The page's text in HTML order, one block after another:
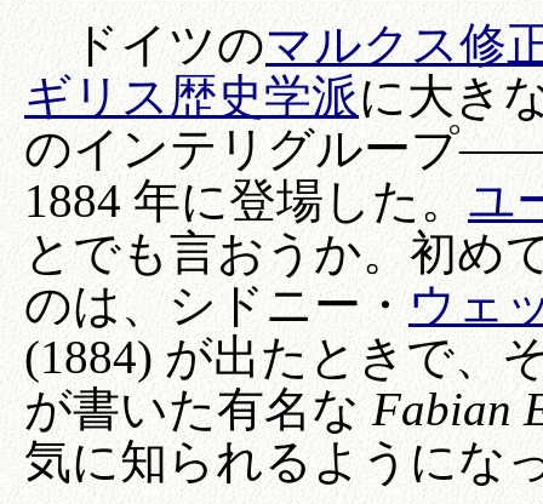
ドイツのマルクス修
ギリス歴史学派に大き
のインテリグループ
1884 年に登場した。ユ
とでも言おうか。初め
のは、シドニー・ウェ
(1884) が出たときで、
が書いた有名なFabian
気に知られるようにな